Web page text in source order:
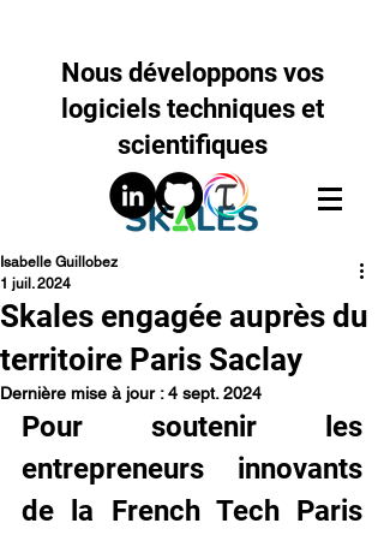
Nous développons vos
logiciels techniques et
scientifiques
Skales engagée auprès du
territoire Paris Saclay
Isabelle Guillobez
1 juil. 2024
Dernière mise à jour :4 sept. 2024
Pour soutenir les
entrepreneurs innovants
de la French Tech Paris